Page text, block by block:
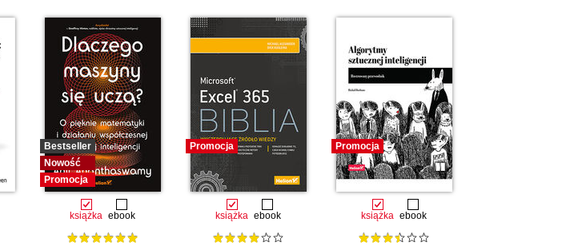
Bestseller
Nowość
Promocja
książka ebook
Promocja
książka ebook
Promocja
książka ebook